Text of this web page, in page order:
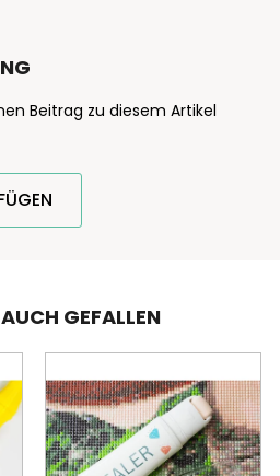
Beitrag zu diesem Artikel
GEFALLEN